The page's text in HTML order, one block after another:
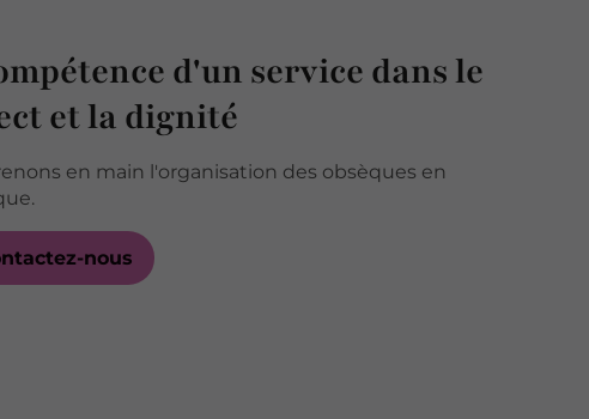
d'un service dans le
et la dignité
en main l'organisation des obsèques en
nous